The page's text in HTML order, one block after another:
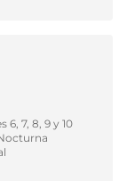
6, 7, 8, 9 y 10